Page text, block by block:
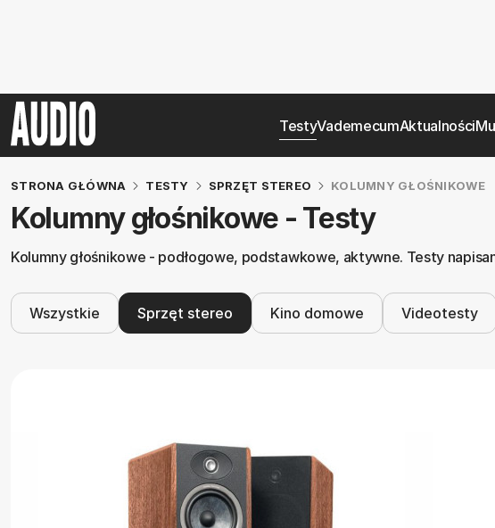
TestyVademecumAktualności
STRONA GŁÓWNA TESTY SPRZĘT STEREO KOLUMNY GŁOŚNIKOWE
Kolumny głośnikowe - Testy
Kolumny głośnikowe - podłogowe, podstawkowe, aktywne. Testy
Wszystkie Sprzęt stereo Kino domowe Videotesty